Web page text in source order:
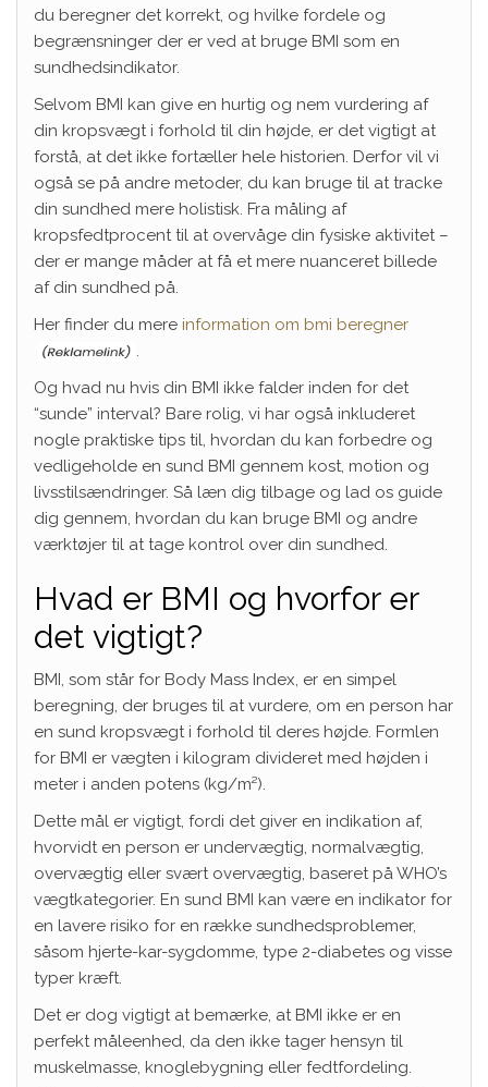
du beregner det korrekt, og hvilke fordele og
begrænsninger der er ved at bruge BMI som en
sundhedsindikator.
Selvom BMI kan give en hurtig og nem vurdering af
din kropsvægt i forhold til din højde, er det vigtigt at
forstå, at det ikke fortæller hele historien. Derfor vil vi
også se på andre metoder, du kan bruge til at tracke
din sundhed mere holistisk. Fra måling af
kropsfedtprocent til at overvåge din fysiske aktivitet –
der er mange måder at få et mere nuanceret billede
af din sundhed på.
Her finder du mere information om bmi beregner
.
Og hvad nu hvis din BMI ikke falder inden for det
“sunde” interval? Bare rolig, vi har også inkluderet
nogle praktiske tips til, hvordan du kan forbedre og
vedligeholde en sund BMI gennem kost, motion og
livsstilsændringer. Så læn dig tilbage og lad os guide
dig gennem, hvordan du kan bruge BMI og andre
værktøjer til at tage kontrol over din sundhed.
Hvad er BMI og hvorfor er
det vigtigt?
BMI, som står for Body Mass Index, er en simpel
beregning, der bruges til at vurdere, om en person har
en sund kropsvægt i forhold til deres højde. Formlen
for BMI er vægten i kilogram divideret med højden i
meter i anden potens (kg/m²).
Dette mål er vigtigt, fordi det giver en indikation af,
hvorvidt en person er undervægtig, normalvægtig,
overvægtig eller svært overvægtig, baseret på WHO’s
vægtkategorier. En sund BMI kan være en indikator for
en lavere risiko for en række sundhedsproblemer,
såsom hjerte-kar-sygdomme, type 2-diabetes og visse
typer kræft.
Det er dog vigtigt at bemærke, at BMI ikke er en
perfekt måleenhed, da den ikke tager hensyn til
muskelmasse, knoglebygning eller fedtfordeling.